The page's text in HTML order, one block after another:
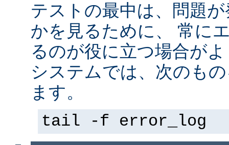
テストの最中は、問題
かを見るために、 常に
るのが役に立つ場合が
システムでは、次のも
ます。
tail -f error_log